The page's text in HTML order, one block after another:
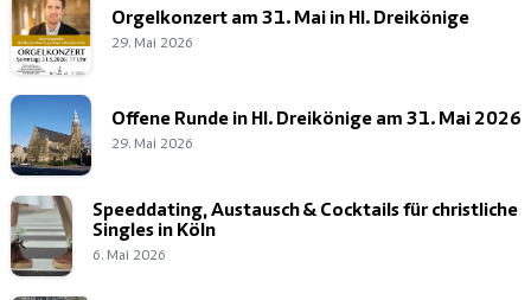
Orgelkonzert am 31. Mai in Hl. Dreikönige
29. Mai 2026
Offene Runde in Hl. Dreikönige am 31. Mai 2026
29. Mai 2026
Speeddating, Austausch & Cocktails für christliche
Singles in Köln
6. Mai 2026